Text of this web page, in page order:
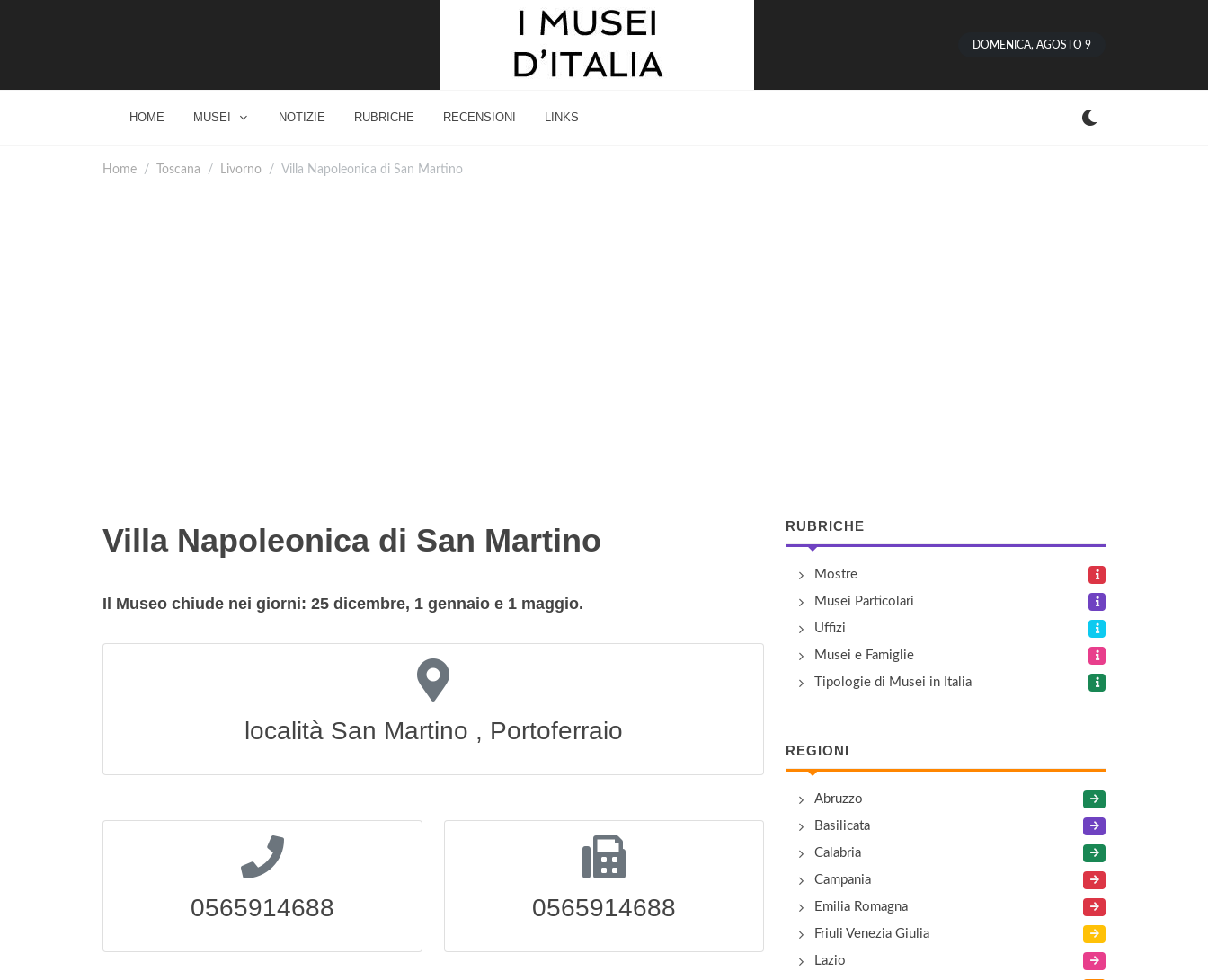
DOMENICA, AGOSTO 9
HOME MUSEI NOTIZIE RUBRICHE RECENSIONI LINKS
Home Toscana Livorno Villa Napoleonica di San Martino
Villa Napoleonica di San Martino
Il Museo chiude nei giorni: 25 dicembre, 1 gennaio e 1 maggio.
località San Martino , Portoferraio
0565914688 0565914688
RUBRICHE
Mostre
Musei Particolari
Uffizi
Musei e Famiglie
Tipologie di Musei in Italia
REGIONI
Abruzzo
Basilicata
Calabria
Campania
Emilia Romagna
Friuli Venezia Giulia
Lazio